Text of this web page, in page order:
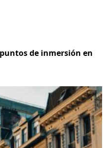
de inmersión en